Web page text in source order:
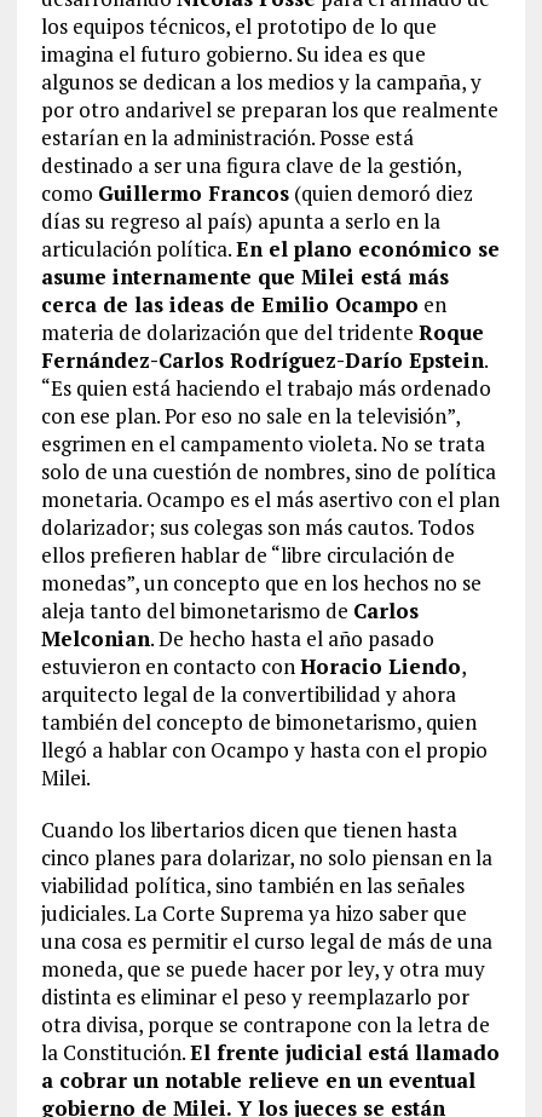
los equipos técnicos, el prototipo de lo que
imagina el futuro gobierno. Su idea es que
algunos se dedican a los medios y la campaña, y
por otro andarivel se preparan los que realmente
estarían en la administración. Posse está
destinado a ser una figura clave de la gestión,
como Guillermo Francos(quien demoró diez
días su regreso al país) apunta a serlo en la
articulación política.En el plano económico se
asume internamente que Milei está más
cerca de las ideas de Emilio Ocampo en
materia de dolarización que del tridente Roque
Fernández-Carlos Rodríguez-Darío Epstein.
“Es quien está haciendo el trabajo más ordenado
con ese plan. Por eso no sale en la televisión”,
esgrimen en el campamento violeta. No se trata
solo de una cuestión de nombres, sino de política
monetaria. Ocampo es el más asertivo con el plan
dolarizador; sus colegas son más cautos. Todos
ellos prefieren hablar de “libre circulación de
monedas”, un concepto que en los hechos no se
aleja tanto del bimonetarismo de Carlos
Melconian. De hecho hasta el año pasado
estuvieron en contacto conHoracio Liendo,
arquitecto legal de la convertibilidad y ahora
también del concepto de bimonetarismo, quien
llegó a hablar con Ocampo y hasta con el propio
Milei.
Cuando los libertarios dicen que tienen hasta
cinco planes para dolarizar, no solo piensan en la
viabilidad política, sino también en las señales
judiciales. La Corte Suprema ya hizo saber que
una cosa es permitir el curso legal de más de una
moneda, que se puede hacer por ley, y otra muy
distinta es eliminar el peso y reemplazarlo por
otra divisa, porque se contrapone con la letra de
la Constitución.El frente judicial está llamado
a cobrar un notable relieve en un eventual
gobierno de Milei. Y los jueces se están